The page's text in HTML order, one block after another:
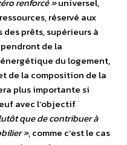
renforcé »universel,
réservé aux
prêts, supérieurs à
de la
du logement,
de la composition de la
plus importante si
avec l’objectif
que de contribuer à
», comme c’est le cas